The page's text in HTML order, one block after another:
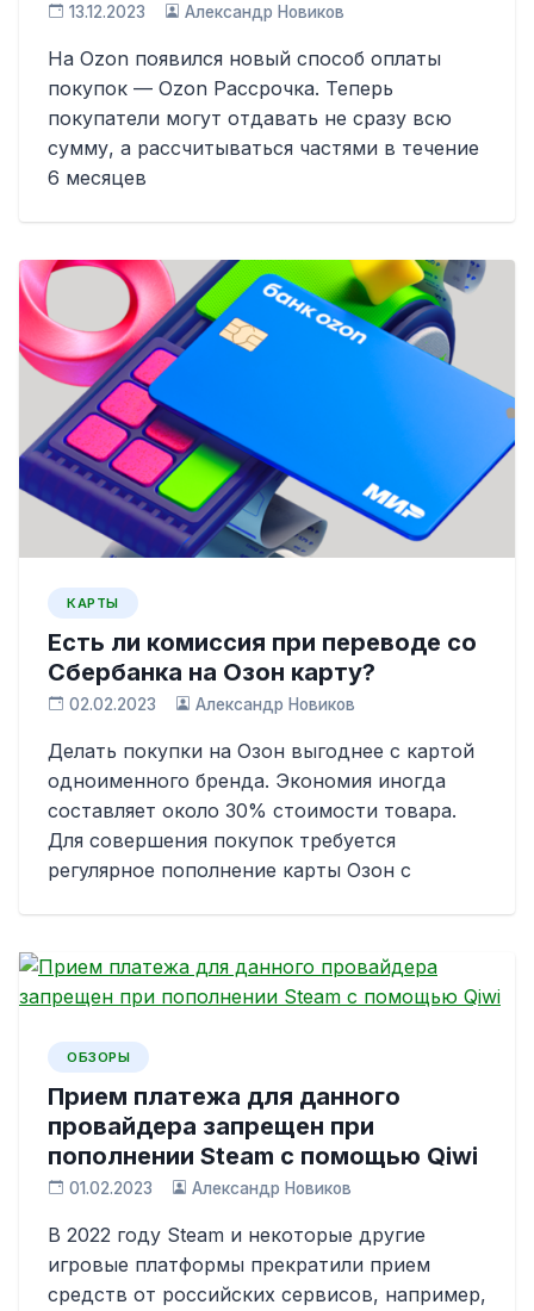
13.12.2023 Александр Новиков
На Ozon появился новый способ оплаты
покупок — Ozon Рассрочка. Теперь
покупатели могут отдавать не сразу всю
сумму, а рассчитываться частями в течение
6 месяцев
КАРТЫ
Есть ли комиссия при переводе со
Сбербанка на Озон карту?
02.02.2023 Александр Новиков
Делать покупки на Озон выгоднее с картой
одноименного бренда. Экономия иногда
составляет около 30% стоимости товара.
Для совершения покупок требуется
регулярное пополнение карты Озон с
ОБЗОРЫ
Прием платежа для данного
провайдера запрещен при
пополнении Steam с помощью Qiwi
01.02.2023 Александр Новиков
В 2022 году Steam и некоторые другие
игровые платформы прекратили прием
средств от российских сервисов, например,